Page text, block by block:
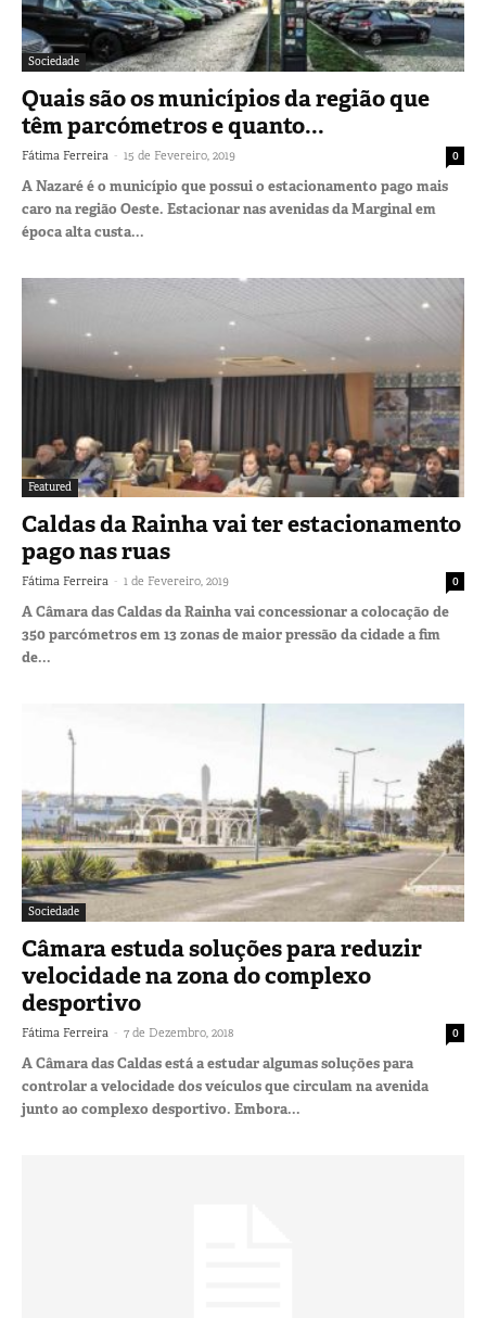
Sociedade
Quais são os municípios da região que
têm parcómetros e quanto...
Fátima Ferreira - 15 de Fevereiro, 2019 0
A Nazaré é o município que possui o estacionamento pago mais
caro na região Oeste. Estacionar nas avenidas da Marginal em
época alta custa...
Featured
Caldas da Rainha vai ter estacionamento
pago nas ruas
Fátima Ferreira - 1 de Fevereiro, 2019 0
A Câmara das Caldas da Rainha vai concessionar a colocação de
350 parcómetros em 13 zonas de maior pressão da cidade a fim
de...
Sociedade
Câmara estuda soluções para reduzir
velocidade na zona do complexo
desportivo
Fátima Ferreira - 7 de Dezembro, 2018 0
A Câmara das Caldas está a estudar algumas soluções para
controlar a velocidade dos veículos que circulam na avenida
junto ao complexo desportivo. Embora...